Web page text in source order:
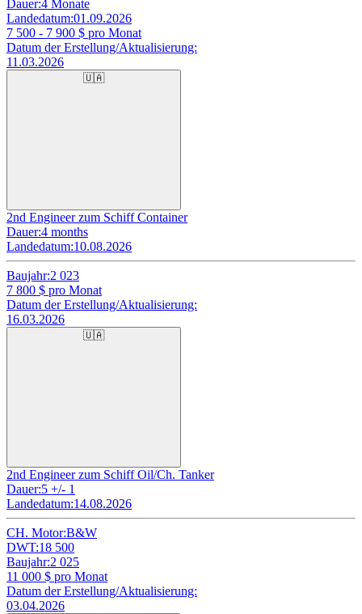
Dauer:4 Monate
Landedatum:01.09.2026
7 500 - 7 900 $ pro Monat
Datum der Erstellung/Aktualisierung:
11.03.2026
🇺🇦
2nd Engineer zum Schiff Container
Dauer:4 months
Landedatum:10.08.2026
Baujahr:2 023
7 800 $ pro Monat
Datum der Erstellung/Aktualisierung:
16.03.2026
🇺🇦
2nd Engineer zum Schiff Oil/Ch. Tanker
Dauer:5 +/- 1
Landedatum:14.08.2026
CH. Motor:B&W
DWT:18 500
Baujahr:2 025
11 000 $ pro Monat
Datum der Erstellung/Aktualisierung:
03.04.2026